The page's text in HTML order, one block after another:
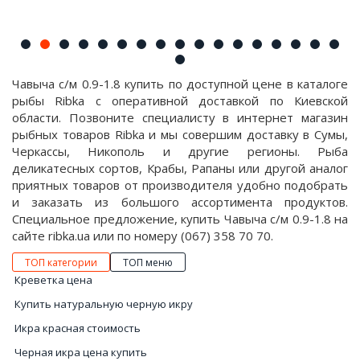
Чавыча с/м 0.9-1.8 купить по доступной цене в каталоге
рыбы Ribka с оперативной доставкой по Киевской
области. Позвоните специалисту в интернет магазин
рыбных товаров Ribka и мы совершим доставку в Сумы,
Черкассы, Никополь и другие регионы. Рыба
деликатесных сортов, Крабы, Рапаны или другой аналог
приятных товаров от производителя удобно подобрать
и заказать из большого ассортимента продуктов.
Специальное предложение, купить Чавыча с/м 0.9-1.8 на
сайте ribka.ua или по номеру (067) 358 70 70.
ТОП категории ТОП меню
Креветка цена
Купить натуральную черную икру
Икра красная стоимость
Черная икра цена купить